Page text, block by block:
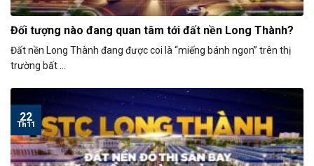
Đối tượng nào đang quan tâm tới đất nền Long Thành?
Đất nền Long Thành đang được coi là “miếng bánh ngon” trên thị
trường bất ...
22
Th11